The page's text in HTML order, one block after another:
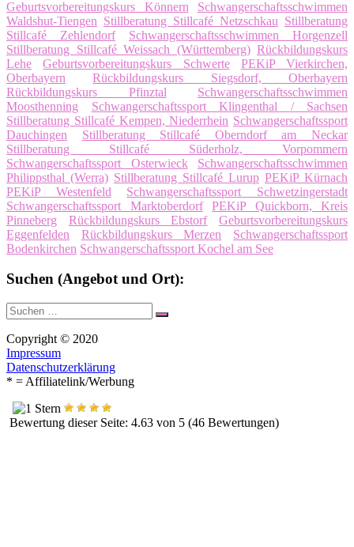
Geburtsvorbereitungskurs Könnern
Schwangerschaftsschwimmen
Waldshut-Tiengen Stillberatung Stillcafé Netzschkau Stillberatung
Stillcafé Zehlendorf
Schwangerschaftsschwimmen Horgenzell
Stillberatung Stillcafé Weissach (Württemberg) Rückbildungskurs
Lehe
Geburtsvorbereitungskurs Schwerte
PEKiP Vierkirchen,
Oberbayern
Rückbildungskurs Siegsdorf, Oberbayern
Rückbildungskurs Pfinztal
Schwangerschaftsschwimmen
Moosthenning
Schwangerschaftssport Klingenthal / Sachsen
Stillberatung Stillcafé Kempen, Niederrhein Schwangerschaftssport
Dauchingen
Stillberatung Stillcafé Oberndorf am Neckar
Stillberatung Stillcafé Süderholz, Vorpommern
Schwangerschaftssport Osterwieck
Schwangerschaftsschwimmen
Philippsthal (Werra) Stillberatung Stillcafé Lurup PEKiP Kürnach
PEKiP Westenfeld
Schwangerschaftssport Schwetzingerstadt
Schwangerschaftssport Marktoberdorf
PEKiP Quickborn, Kreis
Pinneberg
Rückbildungskurs Ebstorf
Geburtsvorbereitungskurs
Eggenfelden
Rückbildungskurs Merzen
Schwangerschaftssport
Bodenkirchen Schwangerschaftssport Kochel am See
Suchen (Angebot und Ort):
Suche
nach:
Suchen
Copyright © 2020
Impressum
Datenschutzerklärung
* = Affiliatelink/Werbung
Bewertung dieser Seite: 4.63 von 5 (46 Bewertungen)